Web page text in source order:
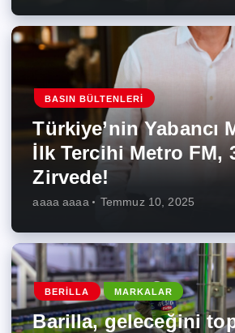
BASIN BÜLTENLERI
Türkiye’nin Yabancı
İlk Tercihi Metro FM,
Zirvede!
aaaa aaaa Temmuz 10, 2025
BERILLA MARKALAR
Barilla, geleceğini